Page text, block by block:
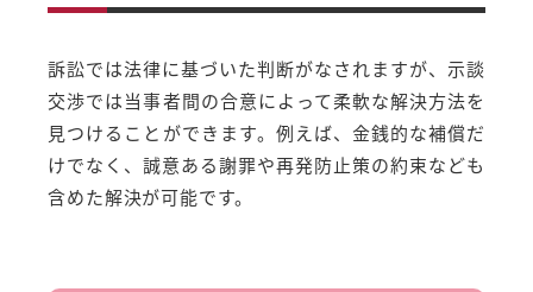
訴訟では法律に基づいた判断がなされますが、示談
交渉では当事者間の合意によって柔軟な解決方法を
見つけることができます。例えば、金銭的な補償だ
けでなく、誠意ある謝罪や再発防止策の約束なども
含めた解決が可能です。